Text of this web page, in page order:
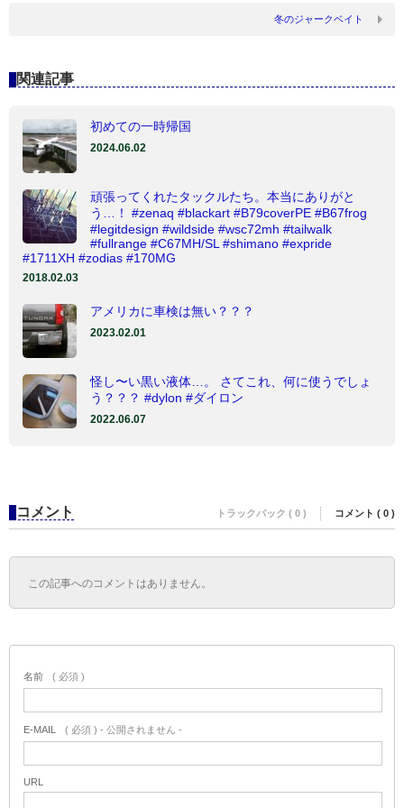
冬のジャークベイト
関連記事
初めての一時帰国
2024.06.02
頑張ってくれたタックルたち。本当にありがと
う…！ #zenaq #blackart #B79coverPE #B67frog
#legitdesign #wildside #wsc72mh #tailwalk
#fullrange #C67MH/SL #shimano #expride
#1711XH #zodias #170MG
2018.02.03
アメリカに車検は無い？？？
2023.02.01
怪し〜い黒い液体…。 さてこれ、何に使うでしょ
う？？？ #dylon #ダイロン
2022.06.07
コメント トラックバック ( 0 ) コメント ( 0 )
この記事へのコメントはありません。
名前 ( 必須 )
E-MAIL ( 必須 ) - 公開されません -
URL